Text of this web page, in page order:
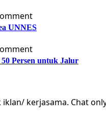
UNNES
Persen untuk Jalur
kerjasama. Chat